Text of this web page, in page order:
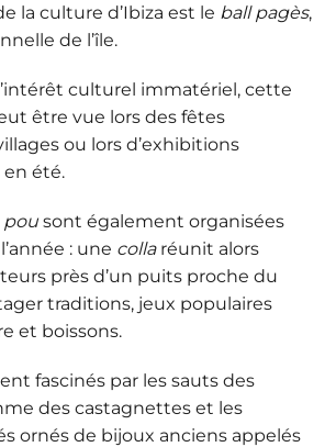
la culture d’Ibiza est le ball pagès,
de l’île.
culturel immatériel, cette
être vue lors des fêtes
ou lors d’exhibitions
été.
pou sont également organisées
: une collaréunit alors
près d’un puits proche du
traditions, jeux populaires
et boissons.
fascinés par les sauts des
des castagnettes et les
ornés de bijoux anciens appelés